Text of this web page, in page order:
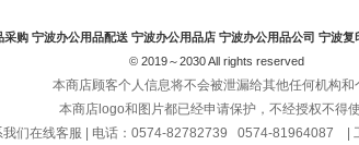
采购 宁波办公用品配送 宁波办公用品店 宁波办公用品公司 宁波复
© 2019～2030 All rights reserved
本商店顾客个人信息将不会被泄漏给其他任何机构和
本商店logo和图片都已经申请保护，不经授权不得
我们在线客服 | 电话：0574-82782739 0574-81964087 |